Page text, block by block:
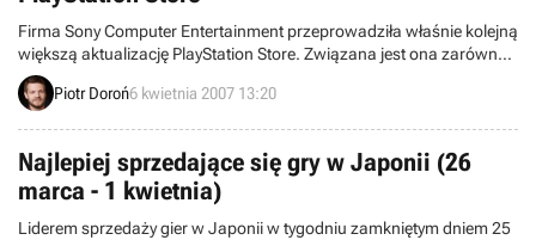
Firma Sony Computer Entertainment przeprowadziła właśnie kolejną
większą aktualizację PlayStation Store. Związana jest ona zarówno
z europejską wersją usługi, jak i jej amerykańskim odpowiednikiem.
Piotr Doroń6 kwietnia 2007 13:20
Najlepiej sprzedające się gry w Japonii (26
marca - 1 kwietnia)
Liderem sprzedaży gier w Japonii w tygodniu zamkniętym dniem 25